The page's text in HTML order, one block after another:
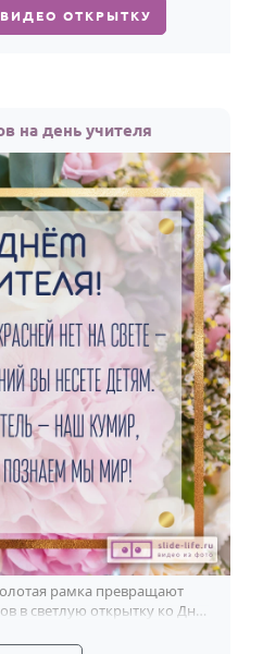
ОТКРЫТКУ
на день учителя
рамка превращают
в светлую открытку ко Дню